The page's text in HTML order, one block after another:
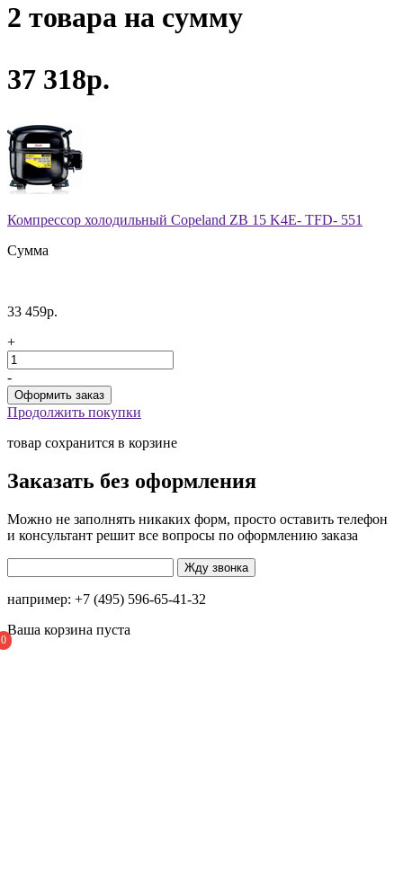
0
2 товара на сумму
37 318р.
Компрессор холодильный Copeland ZB 15 K4E- TFD- 551
Сумма
33 459р.
+
-
Продолжить покупки
товар сохранится в корзине
Заказать без оформления
Можно не заполнять никаких форм, просто оставить телефон
и консультант решит все вопросы по оформлению заказа
например: +7 (495) 596-65-41-32
Ваша корзина пуста